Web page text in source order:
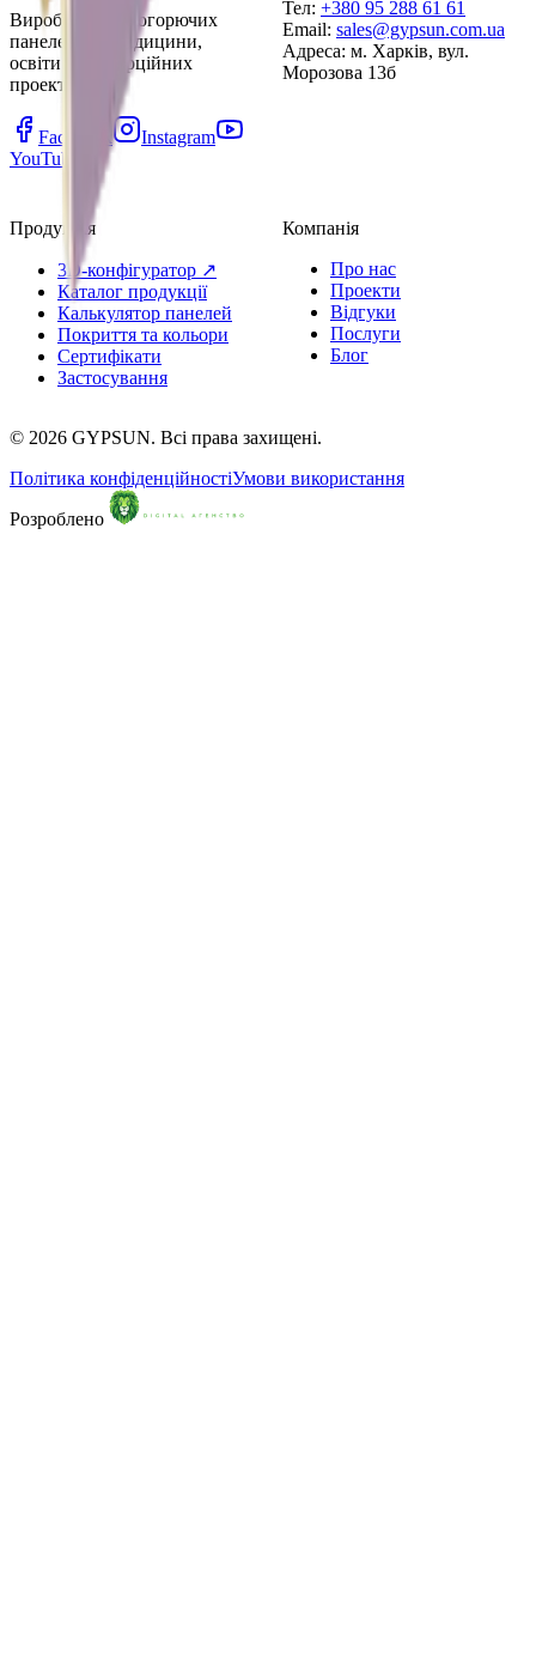
Виробник важкогорючих
панелей для медицини,
освіти та комерційних
проектів
Facebook
Instagram
YouTube
Тел: +380 95 288 61 61
Email: sales@gypsun.com.ua
Адреса: м. Харків, вул.
Морозова 13б
Продукція
3D-конфігуратор ↗
Каталог продукції
Калькулятор панелей
Покриття та кольори
Сертифікати
Застосування
Компанія
Про нас
Проекти
Відгуки
Послуги
Блог
© 2026 GYPSUN. Всі права захищені.
Політика конфіденційностіУмови використання
Розроблено